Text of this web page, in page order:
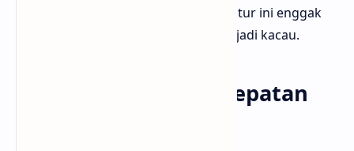
yang kompatibel. Jadi aman banget fitur ini enggak
bikin blog kamu error atau tampilan jadi kacau.
Pengaruhnya ke kecepatan